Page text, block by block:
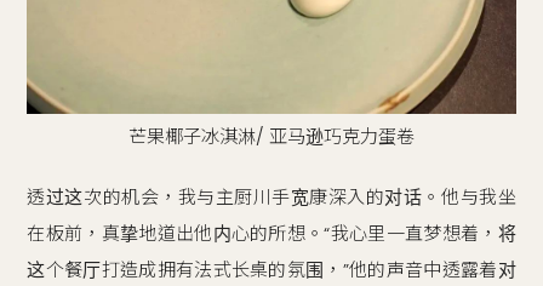
芒果椰子冰淇淋/ 亚马逊巧克力蛋卷
透过这次的机会，我与主厨川手宽康深入的对话。他与我坐
在板前，真挚地道出他内心的所想。“我心里一直梦想着，将
这个餐厅打造成拥有法式长桌的氛围，”他的声音中透露着对